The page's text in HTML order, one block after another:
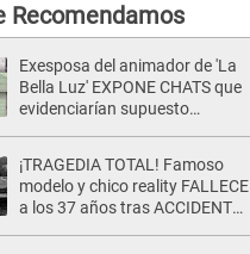
Recomendamos
Exesposa del animador de 'La
Bella Luz' EXPONE CHATS que
evidenciarían supuesto
¡TRAGEDIA TOTAL! Famoso
modelo y chico reality FALLECE
a los 37 años tras ACCIDENTE